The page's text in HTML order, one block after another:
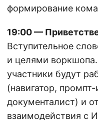
формирование
19:00 —
Вступительное
и целями
участники будут
(навигатор,
документалист) и
взаимодействия с